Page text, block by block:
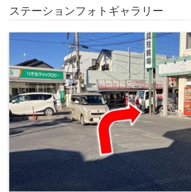
ステーションフォトギャラリー